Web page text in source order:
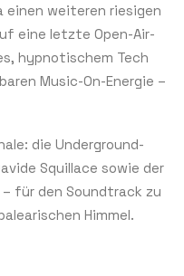
einen weiteren riesigen
eine letzte Open-Air-
hypnotischem Tech
Music-On-Energie –
die Underground-
Squillace sowie der
für den Soundtrack zu
Himmel.
*